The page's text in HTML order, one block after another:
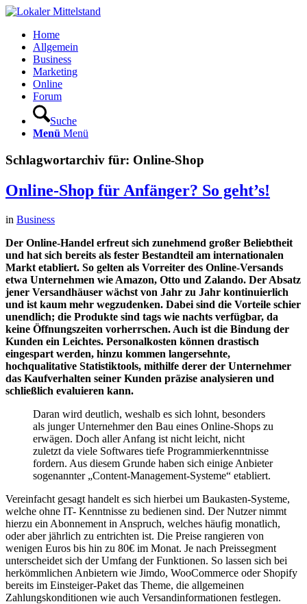
Home
Allgemein
Business
Marketing
Online
Forum
Suche
Menü Menü
Schlagwortarchiv für: Online-Shop
Online-Shop für Anfänger? So geht’s!
in Business
Der Online-Handel erfreut sich zunehmend großer Beliebtheit
und hat sich bereits als fester Bestandteil am internationalen
Markt etabliert. So gelten als Vorreiter des Online-Versands
etwa Unternehmen wie Amazon, Otto und Zalando. Der Absatz
jener Versandhäuser wächst von Jahr zu Jahr kontinuierlich
und ist kaum mehr wegzudenken. Dabei sind die Vorteile schier
unendlich; die Produkte sind tags wie nachts verfügbar, da
keine Öffnungszeiten vorherrschen. Auch ist die Bindung der
Kunden ein Leichtes. Personalkosten können drastisch
eingespart werden, hinzu kommen langersehnte,
hochqualitative Statistiktools, mithilfe derer der Unternehmer
das Kaufverhalten seiner Kunden präzise analysieren und
schließlich evaluieren kann.
Daran wird deutlich, weshalb es sich lohnt, besonders
als junger Unternehmer den Bau eines Online-Shops zu
erwägen. Doch aller Anfang ist nicht leicht, nicht
zuletzt da viele Softwares tiefe Programmierkenntnisse
fordern. Aus diesem Grunde haben sich einige Anbieter
sogenannter „Content-Management-Systeme“ etabliert.
Vereinfacht gesagt handelt es sich hierbei um Baukasten-Systeme,
welche ohne IT- Kenntnisse zu bedienen sind. Der Nutzer nimmt
hierzu ein Abonnement in Anspruch, welches häufig monatlich,
oder aber jährlich zu entrichten ist. Die Preise rangieren von
wenigen Euros bis hin zu 80€ im Monat. Je nach Preissegment
unterscheidet sich der Umfang der Funktionen. So lassen sich bei
herkömmlichen Anbietern wie Jimdo, WooCommerce oder Shopify
bereits im Einsteiger-Paket das Theme, die allgemeinen
Zahlungskonditionen wie auch Versandinformationen festlegen.